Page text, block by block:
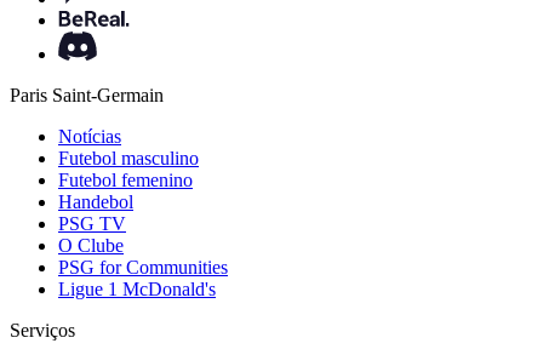
Paris Saint-Germain
Notícias
Futebol masculino
Futebol femenino
Handebol
PSG TV
O Clube
PSG for Communities
Ligue 1 McDonald's
Serviços